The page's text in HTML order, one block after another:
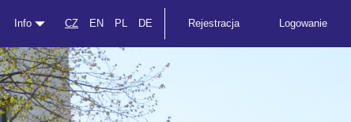
Info CZ EN PL DE Rejestracja Logowanie